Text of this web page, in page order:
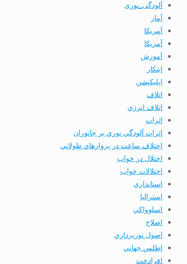
آلودگی_نوری
آمار
آمريكا
آمریکا
آموزش
ابتكار
اپليكيشن
اتلاف
اتلاف انرژي
اثرات
اثرات آلودگي نوري بر جانوران
اختلاف ساعت در پروازهاي طولاني
اختلال در خواب
اختلالات خواب
استانداري
استرالیا
اسلوواكي
اصلاح
اصول نورپردازي
اطلس جهاني
افرادخت